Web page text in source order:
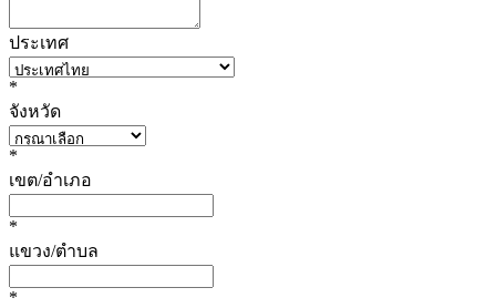
ประเทศ
*
จังหวัด
*
เขต/อำเภอ
*
แขวง/ตำบล
*